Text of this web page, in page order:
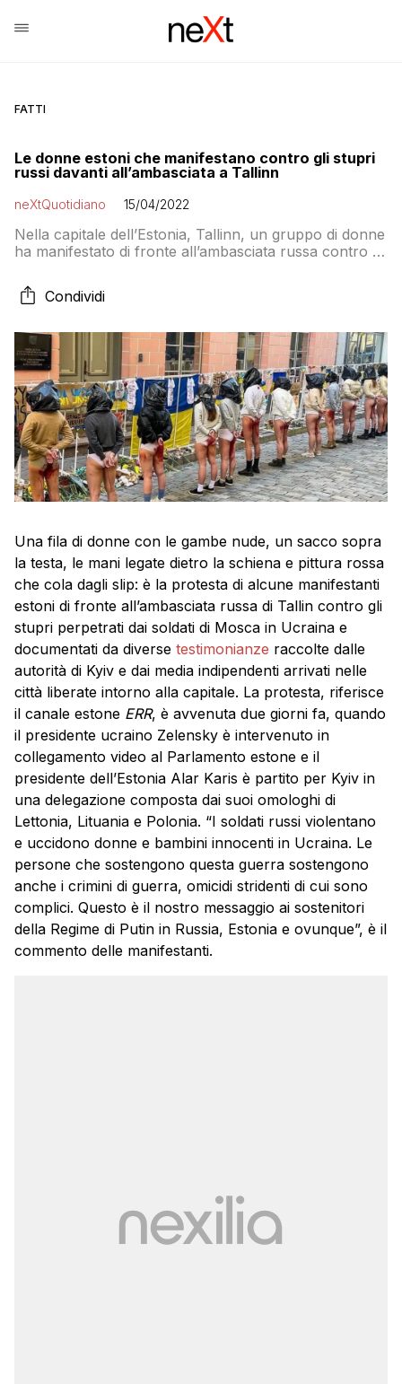
FATTI
Le donne estoni che manifestano contro gli stupri
russi davanti all’ambasciata a Tallinn
neXtQuotidiano 15/04/2022
Nella capitale dell’Estonia, Tallinn, un gruppo di donne
ha manifestato di fronte all’ambasciata russa contro gli
dei soldati inviati da Mosca
Condividi
Una fila di donne con le gambe nude, un sacco sopra
la testa, le mani legate dietro la schiena e pittura rossa
che cola dagli slip: è la protesta di alcune manifestanti
estoni di fronte all’ambasciata russa di Tallin contro gli
stupri perpetrati dai soldati di Mosca in Ucraina e
documentati da diverse testimonianze raccolte dalle
autorità di Kyiv e dai media indipendenti arrivati nelle
città liberate intorno alla capitale. La protesta, riferisce
il canale estone ERR, è avvenuta due giorni fa, quando
il presidente ucraino Zelensky è intervenuto in
collegamento video al Parlamento estone e il
presidente dell’Estonia Alar Karis è partito per Kyiv in
una delegazione composta dai suoi omologhi di
Lettonia, Lituania e Polonia. “I soldati russi violentano
e uccidono donne e bambini innocenti in Ucraina. Le
persone che sostengono questa guerra sostengono
anche i crimini di guerra, omicidi stridenti di cui sono
complici. Questo è il nostro messaggio ai sostenitori
della Regime di Putin in Russia, Estonia e ovunque”, è il
commento delle manifestanti.